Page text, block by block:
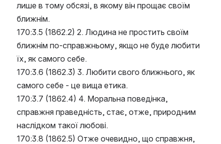
лише в тому обсязі, в якому він прощає своїм
ближнім.
170:3.5 (1862.2) 2. Людина не простить своїм
ближнім по-справжньому, якщо не буде любити
їх, як самого себе.
170:3.6 (1862.3) 3. Любити свого ближнього, як
самого себе - це вища етика.
170:3.7 (1862.4) 4. Моральна поведінка,
справжня праведність, стає, отже, природним
наслідком такої любові.
170:3.8 (1862.5) Отже очевидно, що справжня,